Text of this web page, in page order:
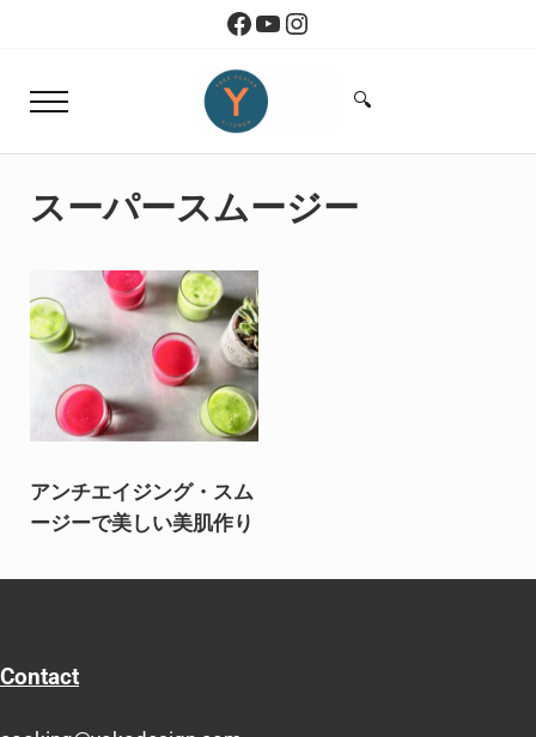
Skip to header right navigationFacebook
YouTube
Instagram
Menu
Yoko Design Kitchen
Search...
🔍
スーパースムージー
アンチエイジング・スム
ージーで美しい美肌作り
Contact